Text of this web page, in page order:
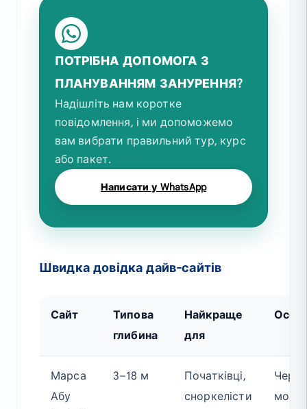
ПОТРІБНА ДОПОМОГА З
ПЛАНУВАННЯМ ЗАНУРЕННЯ?
Надішліть нам коротке
повідомлення, і ми допоможемо
вам вибрати правильний тур, курс
або пакет.
Написати у WhatsApp
Швидка довідка дайв-сайтів
Сайт
Типова
глибина
Найкраще
для
Марса
Абу
3–18 м
Початківці,
сноркелісти